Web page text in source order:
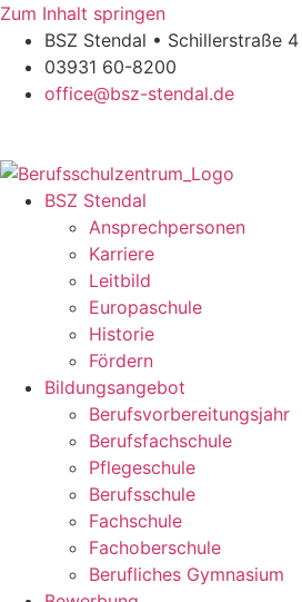
Zum Inhalt springen
BSZ Stendal • Schillerstraße
03931 60-8200
office@bsz-stendal.de
BSZ Stendal
Ansprechpersonen
Karriere
Leitbild
Europaschule
Historie
Fördern
Bildungsangebot
Berufsvorbereitungsjahr
Berufsfachschule
Pflegeschule
Berufsschule
Fachschule
Fachoberschule
Berufliches Gymnasium